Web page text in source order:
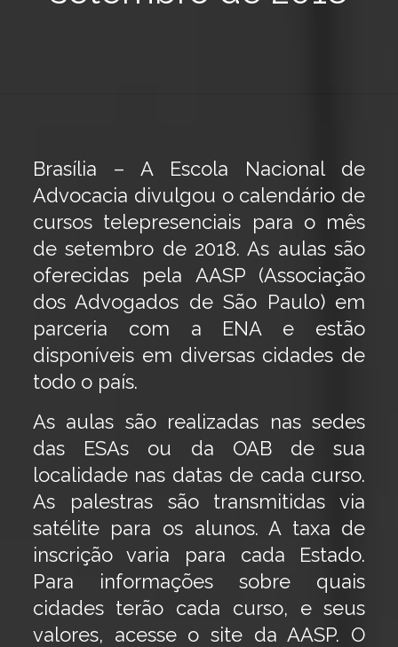
Brasília – A Escola Nacional de
Advocacia divulgou o calendário de
cursos telepresenciais para o mês
de setembro de 2018. As aulas são
oferecidas pela AASP (Associação
dos Advogados de São Paulo) em
parceria com a ENA e estão
disponíveis em diversas cidades de
todo o país.
As aulas são realizadas nas sedes
das ESAs ou da OAB de sua
localidade nas datas de cada curso.
As palestras são transmitidas via
satélite para os alunos. A taxa de
inscrição varia para cada Estado.
Para informações sobre quais
cidades terão cada curso, e seus
valores, acesse o site da AASP. O